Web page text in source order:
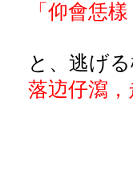
「仰會恁
と、逃げ
落䢍仔瀉